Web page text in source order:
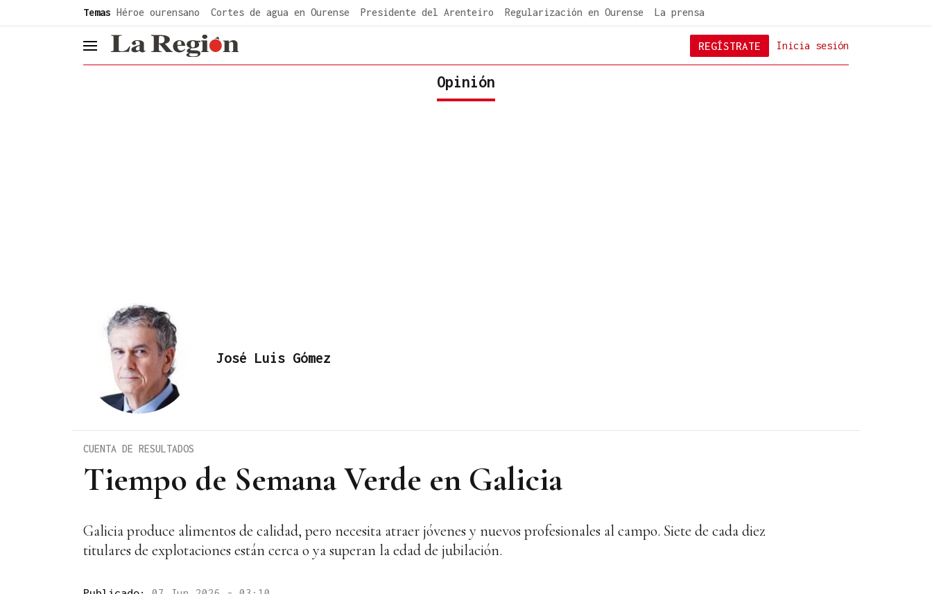
Temas Héroe ourensano Cortes de agua en Ourense Presidente del Arenteiro Regularización en Ourense La prensa
header.menu.open Inicia sesión
REGÍSTRATE
Opinión
José Luis Gómez
Tiempo de Semana Verde en Galicia
CUENTA DE RESULTADOS
Galicia produce alimentos de calidad, pero necesita atraer jóvenes y nuevos profesionales al campo. Siete de cada diez
titulares de explotaciones están cerca o ya superan la edad de jubilación.